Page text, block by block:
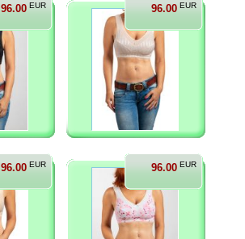
96.00 EUR 96.00 EUR
96.00 EUR 96.00 EUR